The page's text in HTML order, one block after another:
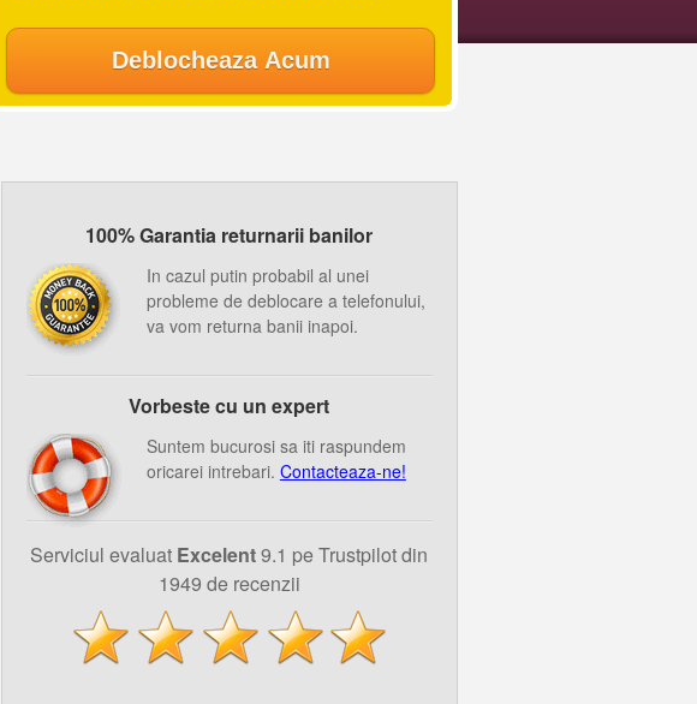
Deblocheaza Acum
100% Garantia returnarii banilor
In cazul putin probabil al unei
probleme de deblocare a telefonului,
va vom returna banii inapoi.
Vorbeste cu un expert
Suntem bucurosi sa iti raspundem
oricarei intrebari. Contacteaza-ne!
Serviciul evaluat Excelent9.1 pe Trustpilot din
1949 de recenzii